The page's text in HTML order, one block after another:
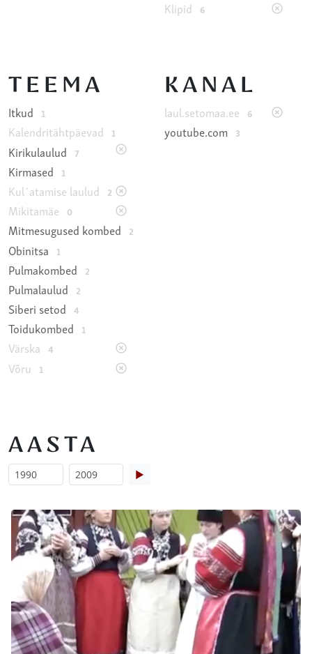
Klipid 6
TEEMA
Itkud 1
Kalendritähtpäevad 1
Kirikulaulud 7
Kirmased 1
Kul´atamise laulud 2
Mikitamäe 0
Mitmesugused kombed 2
Obinitsa 1
Pulmakombed 2
Pulmalaulud 2
Siberi setod 4
Toidukombed 1
Värska 4
Võru 1
KANAL
laul.setomaa.ee 6
youtube.com 3
AASTA
▶